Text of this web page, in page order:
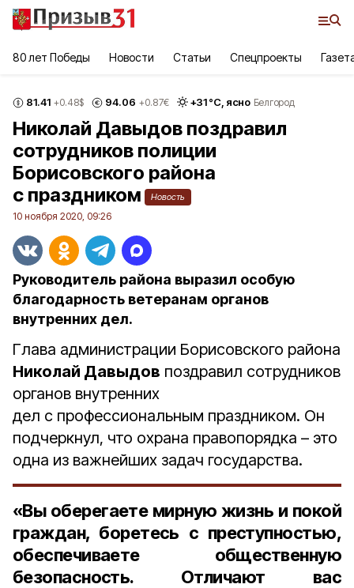
80 лет Победы Новости Статьи Спецпроекты
81.41 +0.48$ 94.06 +0.87€ +31°С, ясно Белгород
Николай Давыдов поздравил
сотрудников полиции
Борисовского района
с праздником
Новость
10 ноября 2020, 09:26
Руководитель района выразил особую
благодарность ветеранам органов
внутренних дел.
Глава администрации Борисовского района
Николай Давыдов поздравил сотрудников
органов внутренних
дел с профессиональным праздником. Он
подчеркнул, что охрана правопорядка – это
одна из важнейших задач государства.
«Вы оберегаете мирную жизнь и покой
граждан, боретесь с преступностью,
обеспечиваете общественную
безопасность. Отличают вас